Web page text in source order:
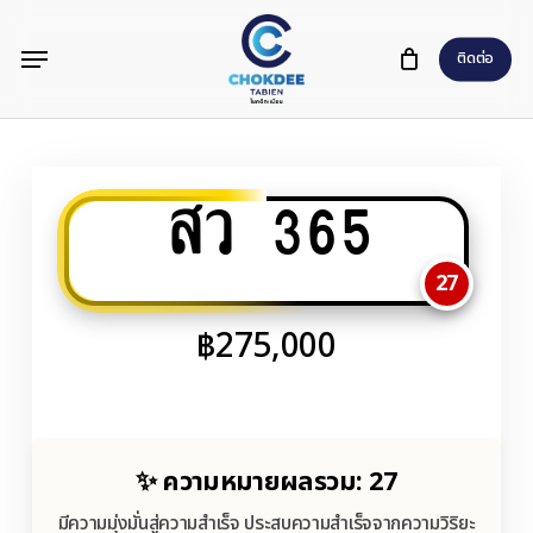
content
ติดต่อ
Menu
สว 365
27
฿275,000
✨ ความหมายผลรวม: 27
มีความมุ่งมั่นสู่ความสำเร็จ ประสบความสำเร็จจากความวิริยะ